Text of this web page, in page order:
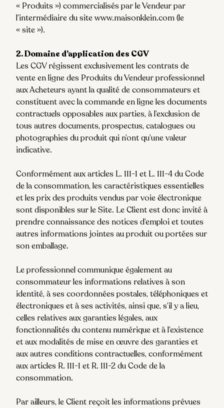
« Produits ») commercialisés par le Vendeur par
l’intermédiaire du sitewww.maisonklein.com(le
« site »).
2. Domaine d’application des CGV
Les CGV régissent exclusivement les contrats de
vente en ligne des Produits du Vendeur professionnel
aux Acheteurs ayant la qualité de consommateurs et
constituent avec la commande en ligne les documents
contractuels opposables aux parties, à l’exclusion de
tous autres documents, prospectus, catalogues ou
photographies du produit qui n’ont qu’une valeur
indicative.
Conformément aux articles L. 111-1 et L. 111-4 du Code
de la consommation, les caractéristiques essentielles
et les prix des produits vendus par voie électronique
sont disponibles sur le Site. Le Client est donc invité à
prendre connaissance des notices d’emploi et toutes
autres informations jointes au produit ou portées sur
son emballage.
Le professionnel communique également au
consommateur les informations relatives à son
identité, à ses coordonnées postales, téléphoniques et
électroniques et à ses activités, ainsi que, s’il y a lieu,
celles relatives aux garanties légales, aux
fonctionnalités du contenu numérique et à l’existence
et aux modalités de mise en œuvre des garanties et
aux autres conditions contractuelles, conformément
aux articles R. 111-1 et R. 111-2 du Code de la
consommation.
Par ailleurs, le Client reçoit les informations prévues